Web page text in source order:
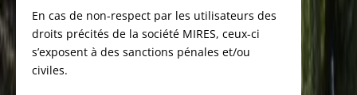
En cas de non-respect par les utilisateurs des
droits précités de la société MIRES, ceux-ci
s’exposent à des sanctions pénales et/ou
civiles.